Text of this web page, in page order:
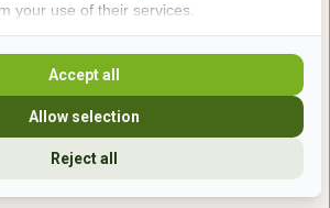
de A12/A3
your use of their services.
Reject all
Allow selection
Accept all